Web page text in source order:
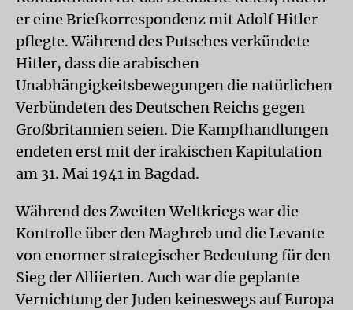
er eine Briefkorrespondenz mit Adolf Hitler
pflegte. Während des Putsches verkündete
Hitler, dass die arabischen
Unabhängigkeitsbewegungen die natürlichen
Verbündeten des Deutschen Reichs gegen
Großbritannien seien. Die Kampfhandlungen
endeten erst mit der irakischen Kapitulation
am 31. Mai 1941 in Bagdad.
Während des Zweiten Weltkriegs war die
Kontrolle über den Maghreb und die Levante
von enormer strategischer Bedeutung für den
Sieg der Alliierten. Auch war die geplante
Vernichtung der Juden keineswegs auf Europa